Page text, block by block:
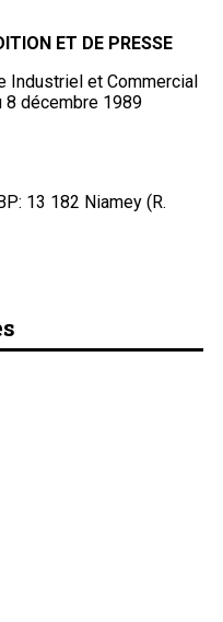
ET DE PRESSE
Industriel et Commercial
8 décembre 1989
13 182 Niamey (R.